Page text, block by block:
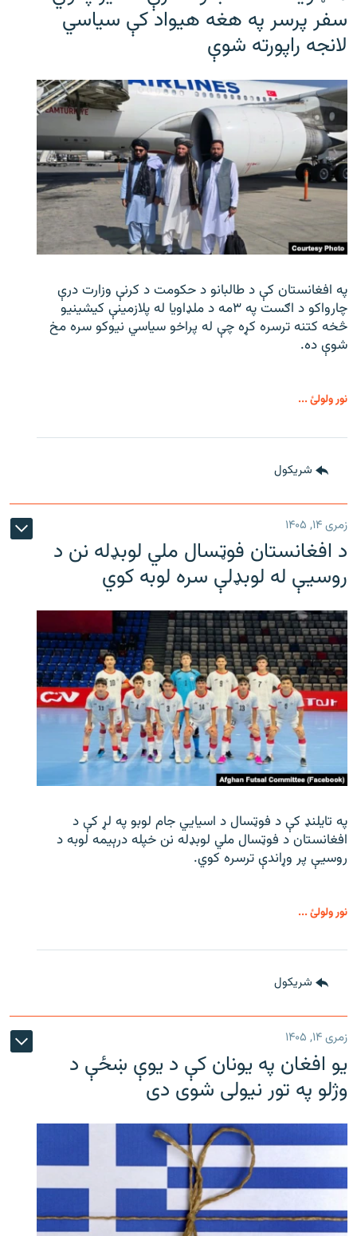
سفر پرسر په هغه هیواد کې سیاسي
لانجه راپورته شوې
په افغانستان کې د طالبانو د حکومت د کرنې وزارت درې
چارواکو د اګست په ۳مه د ملډاویا له پلازمینې کیشینیو
څخه کتنه ترسره کړه چې له پراخو سیاسي نیوکو سره مخ
شوې ده.
نور ولولئ ...
شريکول
زمری ۱۴, ۱۴۰۵
د افغانستان فوټسال ملي لوبډله نن د
روسیې له لوبډلې سره لوبه کوي
په تایلنډ کې د فوټسال د اسیایي جام لوبو په لړ کې د
افغانستان د فوټسال ملي لوبډله نن خپله درېیمه لوبه د
روسیې پر وړاندې ترسره کوي.
نور ولولئ ...
شريکول
زمری ۱۴, ۱۴۰۵
یو افغان په یونان کې د یوې ښځې د
وژلو په تور نیولی شوی دی